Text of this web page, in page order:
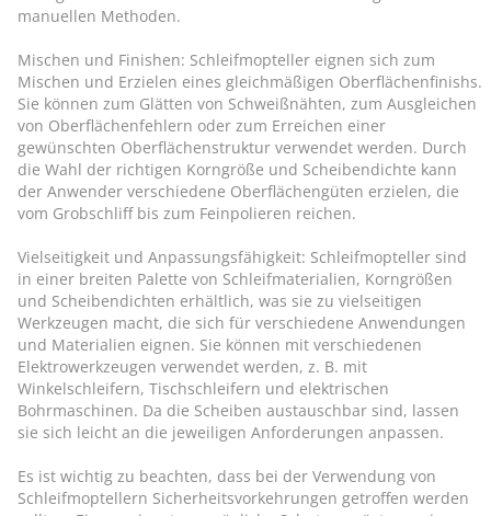
manuellen Methoden.
Mischen und Finishen: Schleifmopteller eignen sich zum
Mischen und Erzielen eines gleichmäßigen Oberflächenfinishs.
Sie können zum Glätten von Schweißnähten, zum Ausgleichen
von Oberflächenfehlern oder zum Erreichen einer
gewünschten Oberflächenstruktur verwendet werden. Durch
die Wahl der richtigen Korngröße und Scheibendichte kann
der Anwender verschiedene Oberflächengüten erzielen, die
vom Grobschliff bis zum Feinpolieren reichen.
Vielseitigkeit und Anpassungsfähigkeit: Schleifmopteller sind
in einer breiten Palette von Schleifmaterialien, Korngrößen
und Scheibendichten erhältlich, was sie zu vielseitigen
Werkzeugen macht, die sich für verschiedene Anwendungen
und Materialien eignen. Sie können mit verschiedenen
Elektrowerkzeugen verwendet werden, z. B. mit
Winkelschleifern, Tischschleifern und elektrischen
Bohrmaschinen. Da die Scheiben austauschbar sind, lassen
sie sich leicht an die jeweiligen Anforderungen anpassen.
Es ist wichtig zu beachten, dass bei der Verwendung von
Schleifmoptellern Sicherheitsvorkehrungen getroffen werden